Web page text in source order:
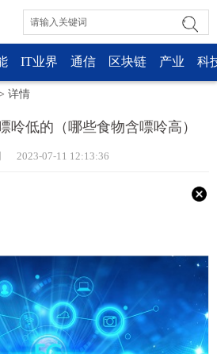
IT业界 通信 区块链 产业 科
详情
呤低的（哪些食物含嘌呤高）
2023-07-11 12:13:36